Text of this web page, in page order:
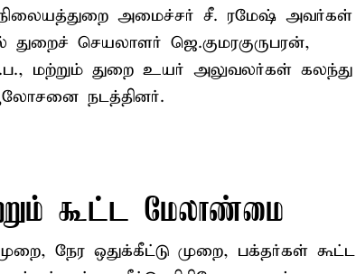
அமைச்சர் சீ. ரமேஷ் அவர்கள்
செயலாளர் ஜெ.குமரகுருபரன்,
மற்றும் துறை உயர் அலுவலர்கள் கலந்து
நடத்தினர்.
கூட்ட மேலாண்மை
நேர ஒதுக்கீட்டு முறை, பக்தர்கள் கூட்ட